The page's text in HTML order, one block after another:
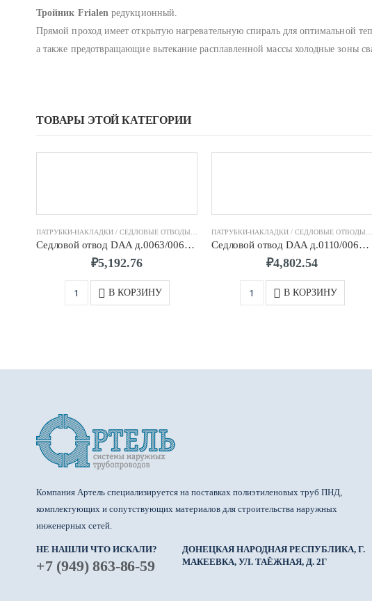
Тройник Frialen редукционный.
Прямой проход имеет открытую нагревательную спираль для оптимальной
а также предотвращающие вытекание расплавленной массы холодные зоны
ТОВАРЫ ЭТОЙ КАТЕГОРИИ
,ФИТИНГИ ЭЛЕКТРОСВАРНЫЕ FRIALEN
Седловой отвод DAA д.0063/0063 SDR11 ПЭ100 FRIALEN
₽5,192.76
В КОРЗИНУ
Седловой отвод DAA д.0110/0063 SDR11 ПЭ100 FRIALEN
₽4,802.54
В КОРЗИНУ
Компания Артель специализируется на поставках полиэтиленовых труб ПНД,
комплектующих и сопутствующих материалов для строительства наружных
инженерных сетей.
НЕ НАШЛИ ЧТО ИСКАЛИ?
+7 (949) 863-86-59
ДОНЕЦКАЯ НАРОДНАЯ РЕСПУБЛИКА, Г.
МАКЕЕВКА, УЛ. ТАЁЖНАЯ, Д. 2Г